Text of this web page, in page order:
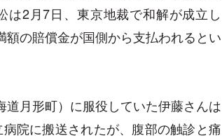
2月7日、東京地裁で和解が成立し
の賠償金が国側から支払われるとい
月形町）に服役していた伊藤さんは
院に搬送されたが、腹部の触診と痛